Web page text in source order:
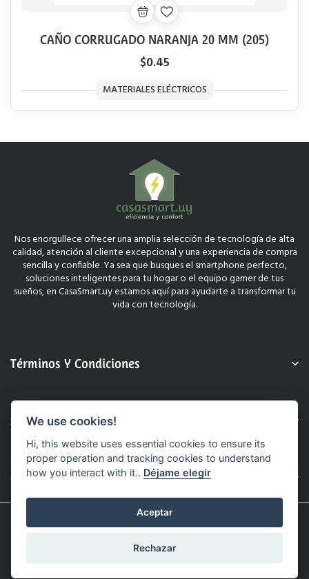
CAÑO CORRUGADO NARANJA 20 MM (205)
$0.45
MATERIALES ELÉCTRICOS
Nos enorgullece ofrecer una amplia selección de tecnología de alta
calidad, atención al cliente excepcional y una experiencia de compra
sencilla y confiable. Ya sea que busques el smartphone perfecto,
soluciones inteligentes para tu hogar o el equipo gamer de tus
sueños, en CasaSmart.uy estamos aquí para ayudarte a transformar tu
vida con tecnología.
Términos Y Condiciones
Sobre Nosotros
Contacto
© 2025 CasaSmart.uy. Todos Los Derechos Reservados.
Sitio Web Realizado Por Hashtag.
We use cookies!
Hi, this website uses essential cookies to ensure its
proper operation and tracking cookies to understand
how you interact with it.. Déjame elegir
Aceptar
Rechazar